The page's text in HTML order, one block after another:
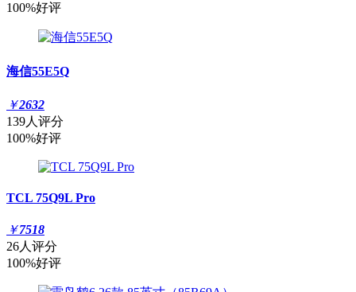
100%好评
海信55E5Q
￥2632
139人评分
100%好评
TCL 75Q9L Pro
￥7518
26人评分
100%好评